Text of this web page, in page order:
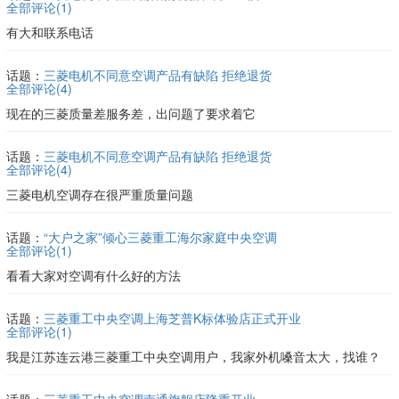
全部评论(1)
有大和联系电话
话题： 三菱电机不同意空调产品有缺陷 拒绝退货
全部评论(4)
现在的三菱质量差服务差，出问题了要求着它
话题： 三菱电机不同意空调产品有缺陷 拒绝退货
全部评论(4)
三菱电机空调存在很严重质量问题
话题： “大户之家”倾心三菱重工海尔家庭中央空调
全部评论(1)
看看大家对空调有什么好的方法
话题： 三菱重工中央空调上海芝普K标体验店正式开业
全部评论(1)
我是江苏连云港三菱重工中央空调用户，我家外机嗓音太大，找谁？